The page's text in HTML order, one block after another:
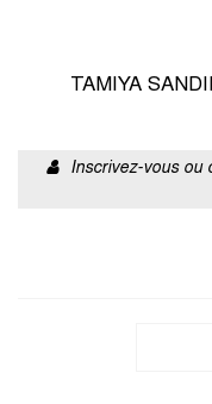
TAMIYA
Inscrivez-vous ou